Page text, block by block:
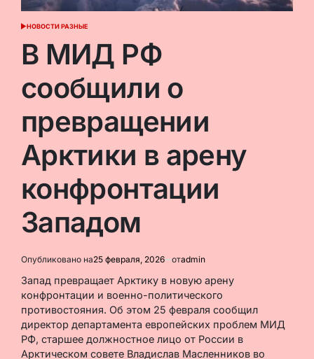
ОПУБЛИКОВАНО
НОВОСТИ РАЗНЫЕ
В МИД РФ
сообщили о
превращении
Арктики в арену
конфронтации
Западом
Опубликовано на25 февраля, 2026 отadmin
Запад превращает Арктику в новую арену
конфронтации и военно-политического
противостояния. Об этом 25 февраля сообщил
директор департамента европейских проблем МИД
РФ, старшее должностное лицо от России в
Арктическом совете Владислав Масленников во